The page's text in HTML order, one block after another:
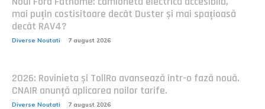
mai puțin costisitoare decât Duster și mai spațioasă
decât RAV4?
Diverse Noutati 7 august 2026
2026: Rovinieta și TollRo avansează într-o fază nouă.
CNAIR anunță aplicarea noilor tarife.
Diverse Noutati 7 august 2026